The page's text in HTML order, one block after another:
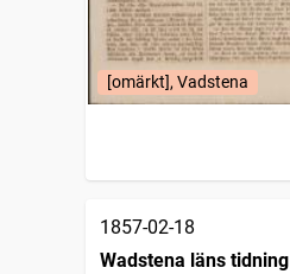
[omärkt], Vadstena
1857-02-18
Wadstena läns tidning